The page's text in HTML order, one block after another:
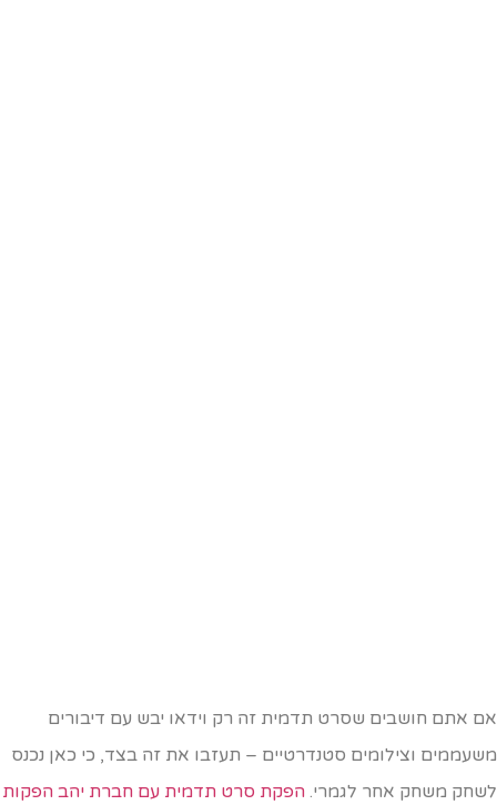
אתם חושבים שסרט תדמית זה רק וידאו יבש עם דיבורים
וצילומים סטנדרטיים – תעזבו את זה בצד, כי כאן נכנס
משחק אחר לגמרי.הפקת סרט תדמית עם חברת יהב הפקות